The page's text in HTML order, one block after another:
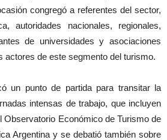
congregó a referentes del sector,
autoridades nacionales, regionales,
de universidades y asociaciones
actores de este segmento del turismo.
un punto de partida para transitar la
intensas de trabajo, que incluyen
Observatorio Económico de Turismo de
Argentina y se debatió también sobre